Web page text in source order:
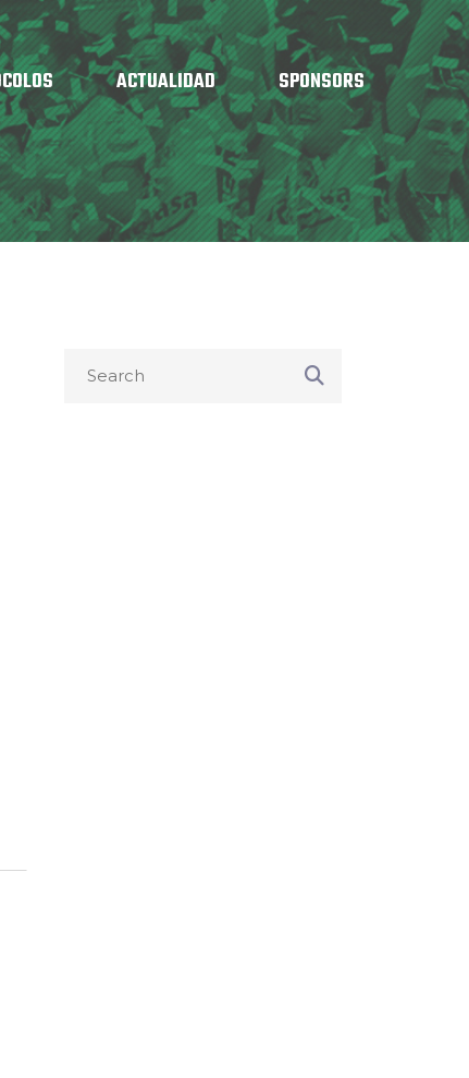
ACTUALIDAD SPONSORS